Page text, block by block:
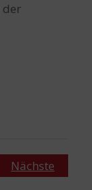
der
Nächste